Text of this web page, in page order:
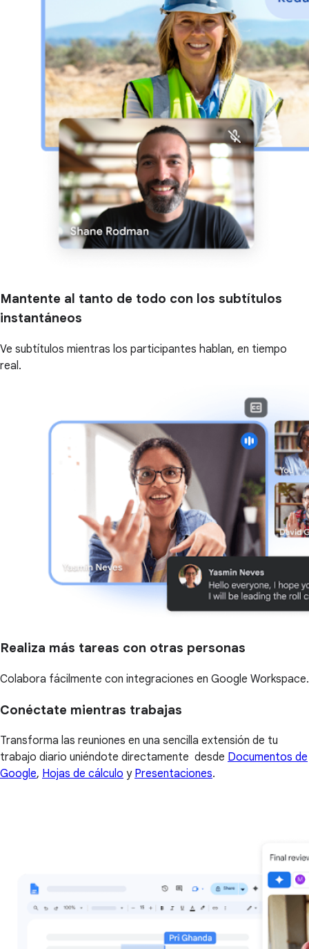
Mantente al tanto de todo con los subtítulos
instantáneos
Ve subtítulos mientras los participantes hablan, en tiempo
real.
Realiza más tareas con otras personas
Colabora fácilmente con integraciones en Google Workspace.
Conéctate mientras trabajas
Transforma las reuniones en una sencilla extensión de tu
trabajo diario uniéndote directamente desde Documentos de
Google, Hojas de cálculo y Presentaciones.